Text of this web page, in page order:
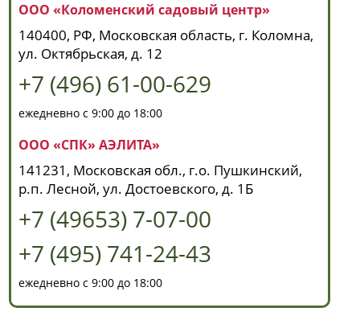
ООО «Коломенский садовый центр»
140400, РФ, Московская область, г. Коломна,
ул. Октябрьская, д. 12
+7 (496) 61-00-629
ежедневно с 9:00 до 18:00
ООО «СПК» АЭЛИТА»
141231, Московская обл., г.о. Пушкинский,
р.п. Лесной, ул. Достоевского, д. 1Б
+7 (49653) 7-07-00
+7 (495) 741-24-43
ежедневно с 9:00 до 18:00